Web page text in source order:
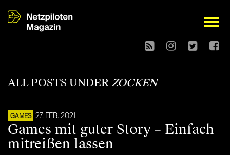
open
ALL POSTS UNDER ZOCKEN
GAMES 27. FEB. 2021
Games mit guter Story – Einfach
mitreißen lassen